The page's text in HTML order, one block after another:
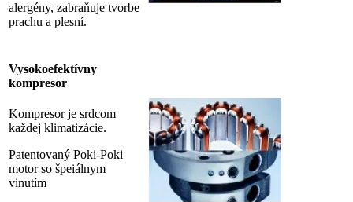
alergény, zabraňuje tvorbe
prachu a plesní.
Vysokoefektívny
kompresor
Kompresor je srdcom
každej klimatizácie.
Patentovaný Poki-Poki
motor so špeiálnym
vinutím